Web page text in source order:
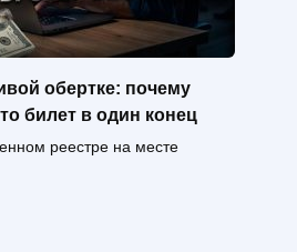
обертке: почему
билет в один конец
реестре на месте